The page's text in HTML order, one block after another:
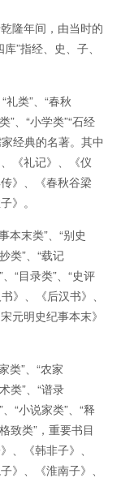
隆年间，由当时的
”指经、史、子、
类”、“春秋
”、“小学类”“石经
经典的名著。其中
《礼记》、《仪
》、《春秋谷梁
》。
本末类”、“别史
类”、“载记
“目录类”、“史评
》、《后汉书》、
元明史纪事本末》
类”、“农家
类”、“谱录
“小说家类”、“释
致类”，重要书目
、《韩非子》、
》、《淮南子》、